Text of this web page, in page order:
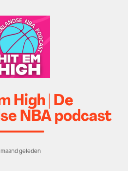
High | De
NBA podcast
maand geleden